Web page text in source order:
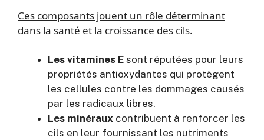
Ces composants jouent un rôle déterminant
dans la santé et la croissance des cils.
Les vitamines E sont réputées pour leurs
propriétés antioxydantes qui protègent
les cellules contre les dommages causés
par les radicaux libres.
Les minéraux contribuent à renforcer les
cils en leur fournissant les nutriments